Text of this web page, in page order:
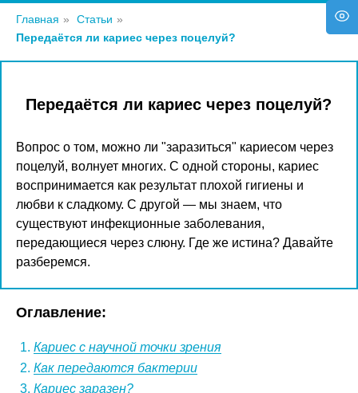
Главная » Статьи »
Передаётся ли кариес через поцелуй?
Передаётся ли кариес через поцелуй?
Вопрос о том, можно ли "заразиться" кариесом через
поцелуй, волнует многих. С одной стороны, кариес
воспринимается как результат плохой гигиены и
любви к сладкому. С другой — мы знаем, что
существуют инфекционные заболевания,
передающиеся через слюну. Где же истина? Давайте
разберемся.
Оглавление:
Кариес с научной точки зрения
Как передаются бактерии
Кариес заразен?